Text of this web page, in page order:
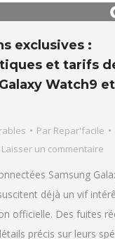
exclusives :
et tarifs
Watch9
Par Repar'facile
Laisser un commentaire
Samsung
déjà un vif
officielle. Des fuites
précis sur leurs